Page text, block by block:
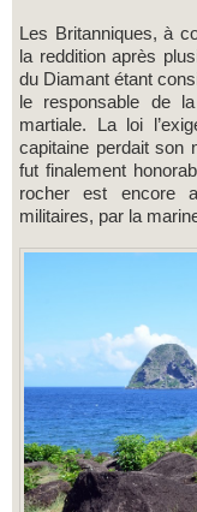
Les Britanniques, à
la reddition après
du Diamant étant
le responsable de
martiale. La loi
capitaine perdait son
fut finalement
rocher est encore
militaires, par la